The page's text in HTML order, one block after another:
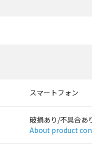
スマートフォン
破損あり/不具合あ
About product